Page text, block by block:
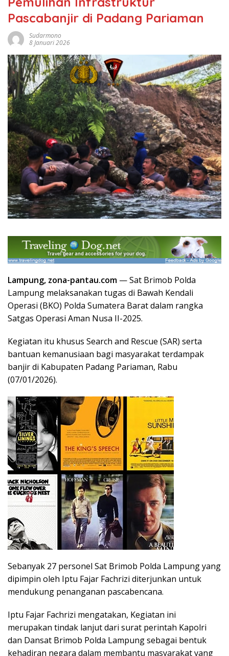
Pascabanjir di Padang Pariaman
Sudarmono
8 Januari 2026
Lampung, zona-pantau.com — Sat Brimob Polda
Lampung melaksanakan tugas di Bawah Kendali
Operasi (BKO) Polda Sumatera Barat dalam rangka
Satgas Operasi Aman Nusa II-2025.
Kegiatan itu khusus Search and Rescue (SAR) serta
bantuan kemanusiaan bagi masyarakat terdampak
banjir di Kabupaten Padang Pariaman, Rabu
(07/01/2026).
Sebanyak 27 personel Sat Brimob Polda Lampung yang
dipimpin oleh Iptu Fajar Fachrizi diterjunkan untuk
mendukung penanganan pascabencana.
Iptu Fajar Fachrizi mengatakan, Kegiatan ini
merupakan tindak lanjut dari surat perintah Kapolri
dan Dansat Brimob Polda Lampung sebagai bentuk
kehadiran negara dalam membantu masyarakat yang